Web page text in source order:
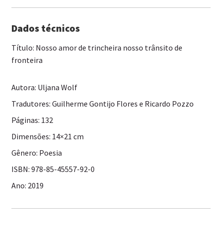
Dados técnicos
Título: Nosso amor de trincheira nosso trânsito de
fronteira
Autora: Uljana Wolf
Tradutores: Guilherme Gontijo Flores e Ricardo Pozzo
Páginas: 132
Dimensões: 14×21 cm
Gênero: Poesia
ISBN: 978-85-45557-92-0
Ano: 2019